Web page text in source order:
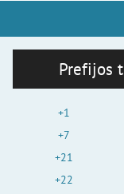
Prefijos
+1
+7
+21
+22